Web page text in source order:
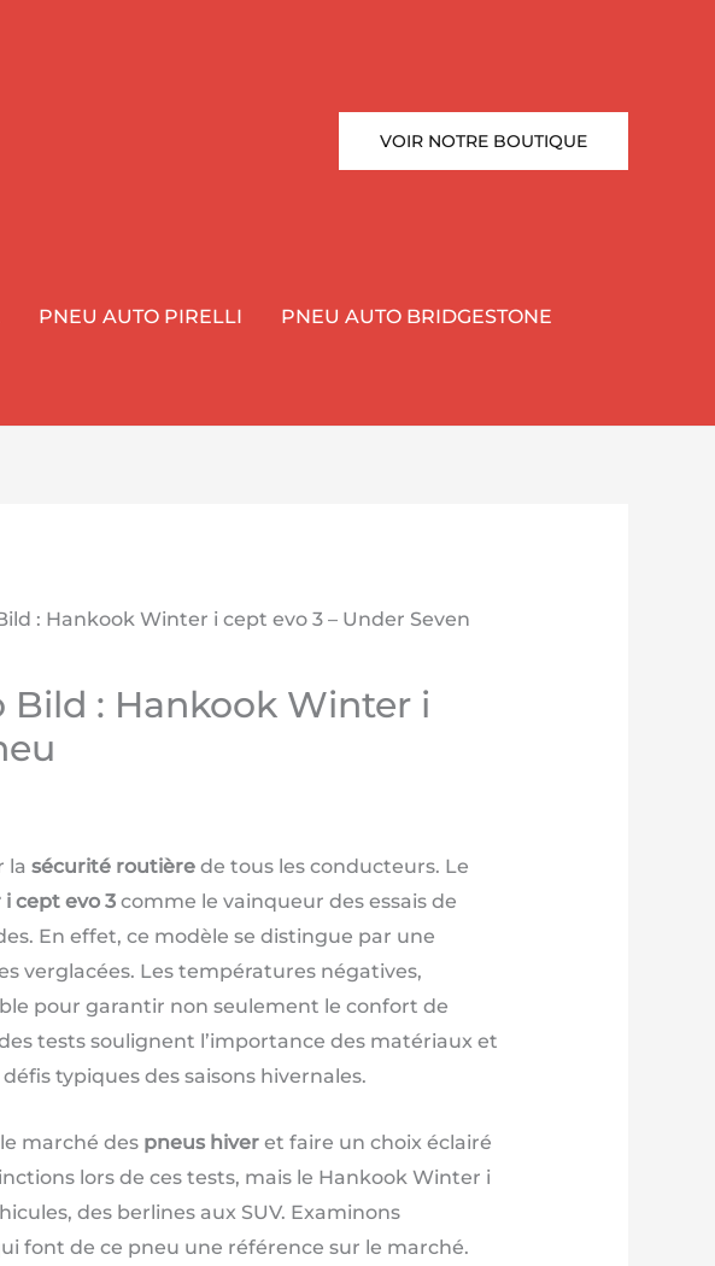
VOIR NOTRE BOUTIQUE
PNEU AUTO PIRELLI PNEU AUTO BRIDGESTONE
: Hankook Winter i cept evo 3 – Under Seven
: Hankook Winter i
la sécurité routièrede tous les conducteurs. Le
cept evo 3comme le vainqueur des essais de
En effet, ce modèle se distingue par une
verglacées. Les températures négatives,
pour garantir non seulement le confort de
tests soulignent l’importance des matériaux et
typiques des saisons hivernales.
marché des pneus hiveret faire un choix éclairé
lors de ces tests, mais le Hankook Winter i
des berlines aux SUV. Examinons
font de ce pneu une référence sur le marché.